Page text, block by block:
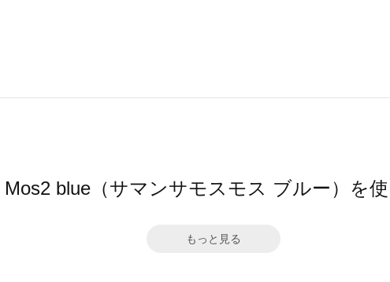
Mos2 blue（サマンサモスモス ブルー）を
もっと見る